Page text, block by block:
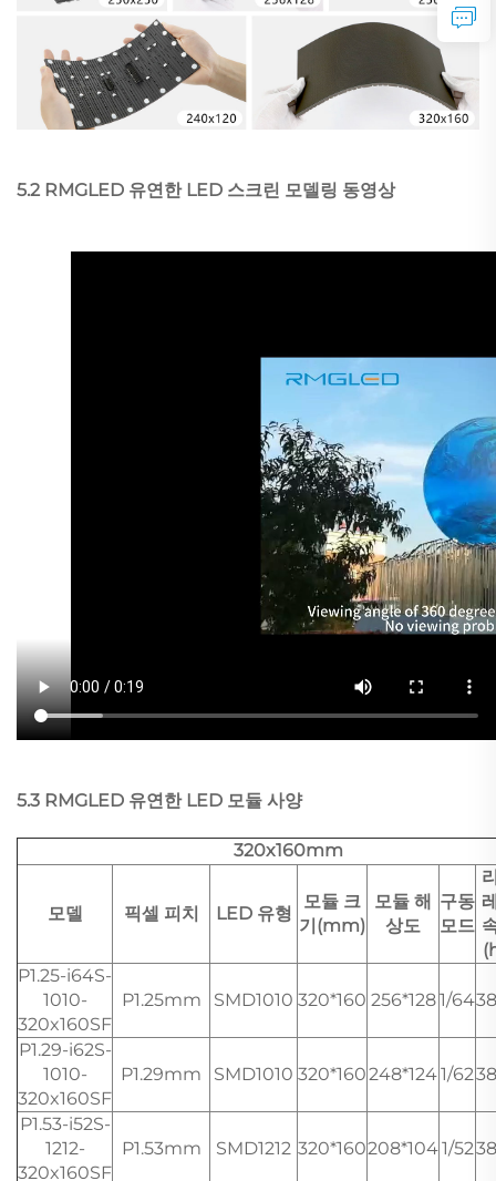
5.2 RMGLED 유연한 LED 스크린 모델링 동영상
5.3 RMGLED 유연한 LED 모듈 사양
320x160mm
모델 픽셀 피치 LED 유형
모듈 크
기(mm)
모듈 해
상도
구동
모드
P1.25-i64S-
1010-
320x160SF
P1.25mm SMD1010 320*160 256*1281/64
P1.29-i62S-
1010-
320x160SF
P1.29mm SMD1010 320*160248*1241/62
P1.53-i52S-
1212-
320x160SF
P1.53mm SMD1212 320*160208*1041/52